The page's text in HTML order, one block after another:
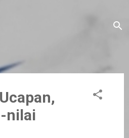
nilai